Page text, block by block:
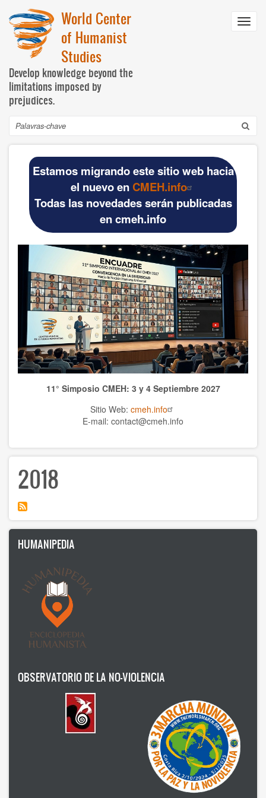
para
conteúdo
principal
World Center
of Humanist
Studies
Develop knowledge beyond the
limitations imposed by
prejudices.
Buscar
principal
INICIO
DOCUMENTOS BÁSICOS
Official materials
WCHS
TEMAS
Anthrolopogy
Natural sciences
Sciences
Culture
Spirituality
Humanism
Nonviolence
Politics
Psicology
Health
Ildefonso Hernández Silva
Estamos migrando este sitio web hacia
el nuevo en CMEH.info
Todas las novedades serán publicadas
en cmeh.info
11° Simposio CMEH: 3 y 4 Septiembre 2027
Sitio Web: cmeh.info
E-mail: contact@cmeh.info
2018
HUMANIPEDIA
OBSERVATORIO DE LA NO-VIOLENCIA